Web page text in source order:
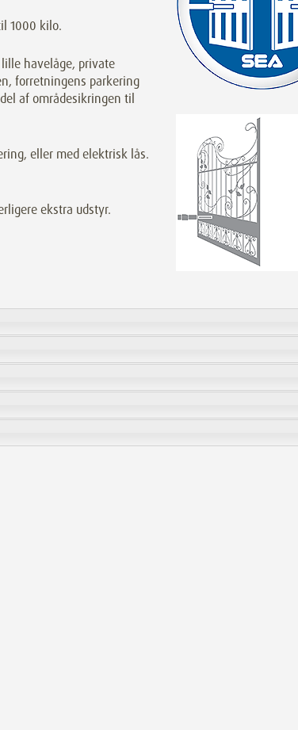
1000 kilo.
havelåge, private
forretningens parkering
af områdesikringen til
eller med elektrisk lås.
ekstra udstyr.